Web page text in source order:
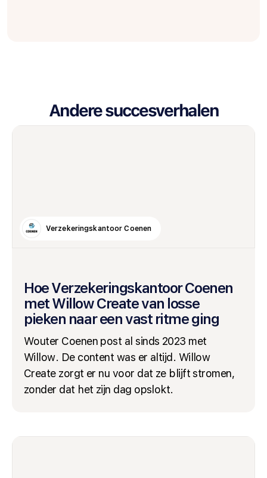
Andere succesverhalen
Verzekeringskantoor Coenen
Hoe Verzekeringskantoor Coenen
met Willow Create van losse
pieken naar een vast ritme ging
Wouter Coenen post al sinds 2023 met
Willow. De content was er altijd. Willow
Create zorgt er nu voor dat ze blijft stromen,
zonder dat het zijn dag opslokt.